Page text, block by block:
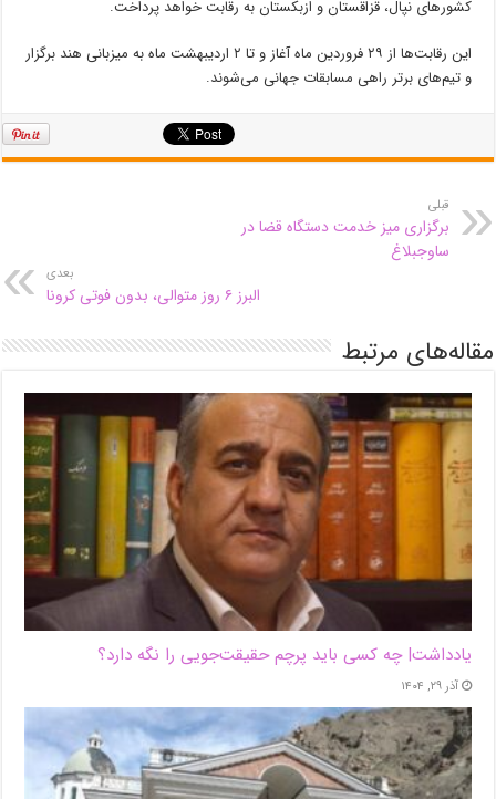
کشور‌های نپال، قزاقستان و ازبکستان به رقابت خواهد پرداخت.
این رقابت‌ها از ۲۹ فروردین ماه آغاز و تا ۲ اردیبهشت ماه به میزبانی هند برگزار
و تیم‌های برتر راهی مسابقات جهانی می‌شوند.
قبلی
برگزاری میز خدمت دستگاه قضا در
ساوجبلاغ
بعدی
البرز ۶ روز متوالی، بدون فوتی کرونا
مقاله‌های مرتبط
یادداشت| ‌چه کسی باید پرچم حقیقت‌جویی را نگه دارد؟
آذر ۲۹, ۱۴۰۴